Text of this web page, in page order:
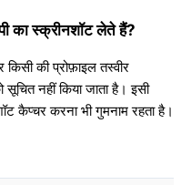
का स्क्रीनशॉट लेते हैं?
की प्रोफ़ाइल तस्वीर
नहीं किया जाता है। इसी
कैप्चर करना भी गुमनाम रहता है।